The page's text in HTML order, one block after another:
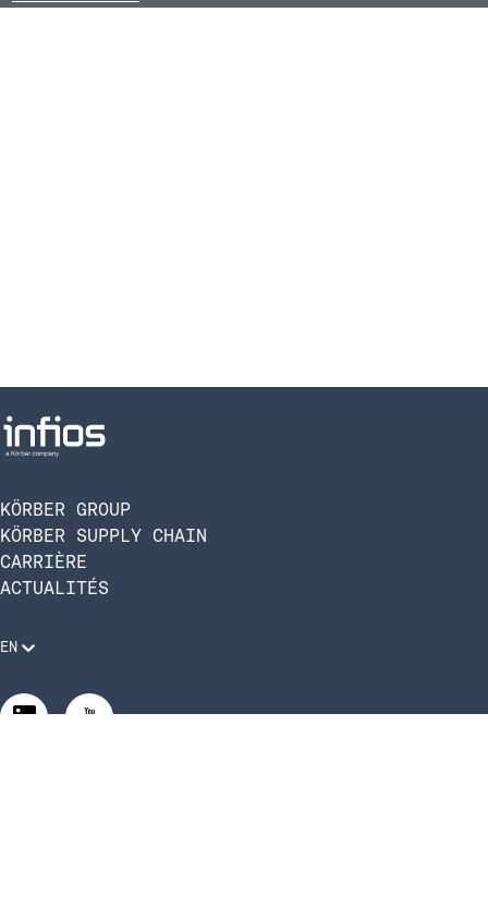
KÖRBER GROUP
KÖRBER SUPPLY CHAIN
CARRIÈRE
ACTUALITÉS
EN